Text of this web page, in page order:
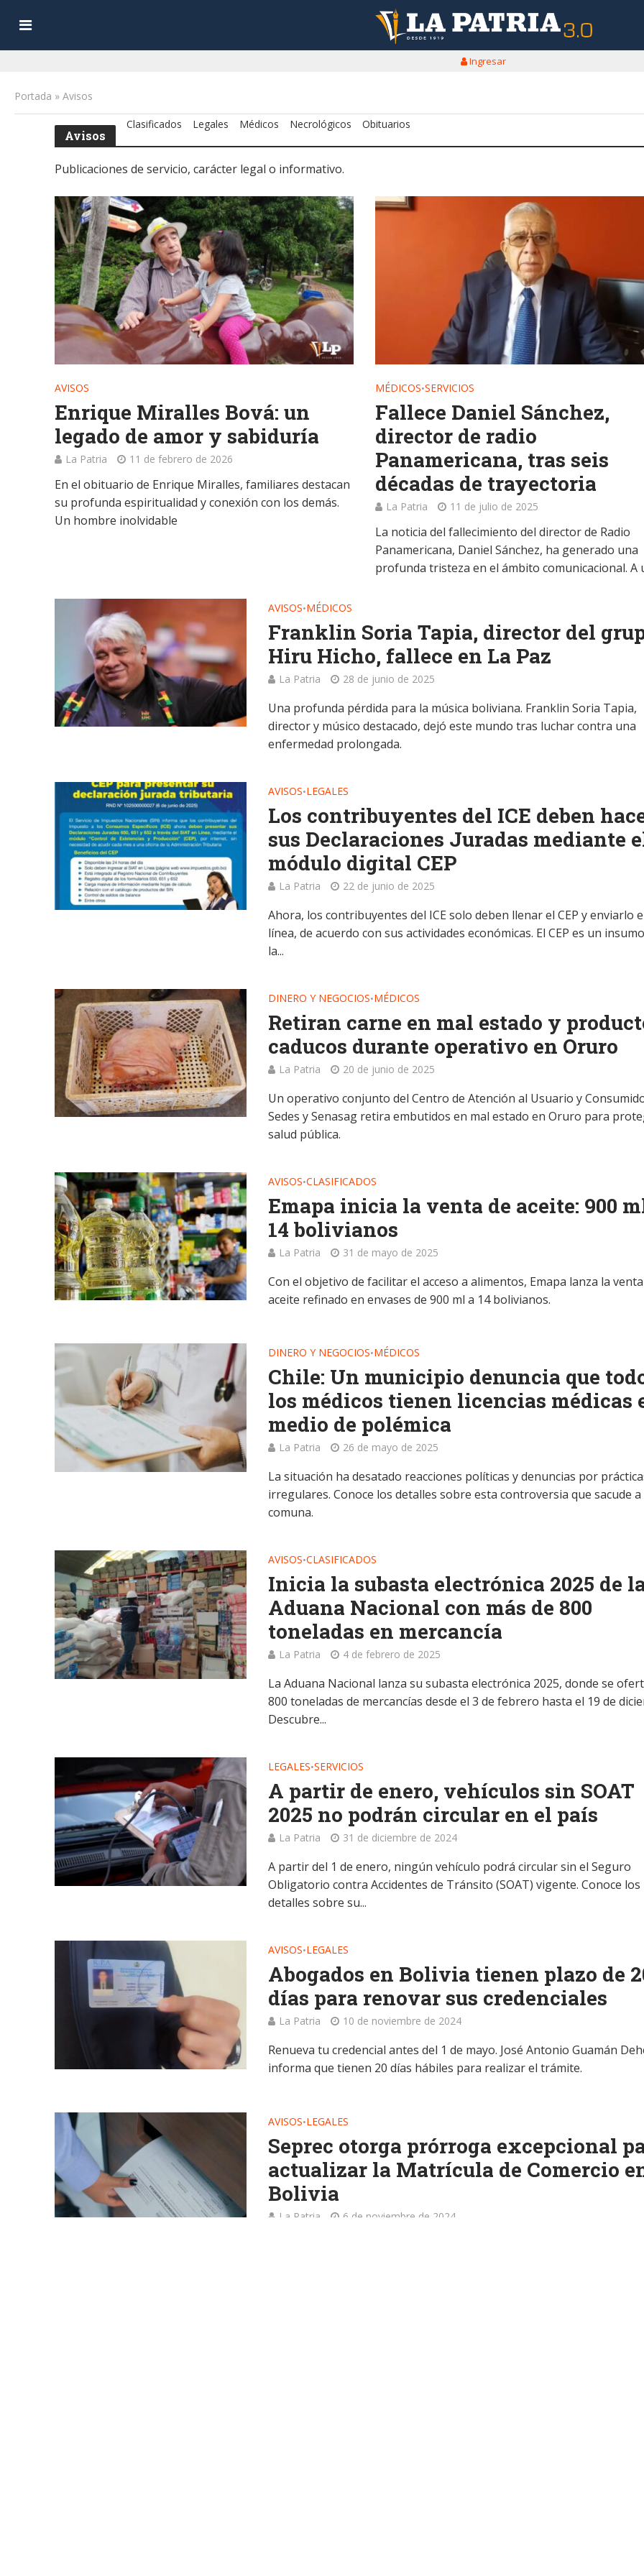
Ingresar
Portada » Avisos
Avisos
Clasificados Legales Médicos Necrológicos Obituarios
Publicaciones de servicio, carácter legal o informativo.
AVISOS
Enrique Miralles Bová: un
legado de amor y sabiduría
La Patria 11 de febrero de 2026
En el obituario de Enrique Miralles, familiares destacan
su profunda espiritualidad y conexión con los demás.
Un hombre inolvidable
MÉDICOS•SERVICIOS
Fallece Daniel Sánchez,
director de radio
Panamericana, tras seis
décadas de trayectoria
La Patria 11 de julio de 2025
La noticia del fallecimiento del director de Radio
Panamericana, Daniel Sánchez, ha generado una
profunda tristeza en el ámbito comunicacional. A
AVISOS•MÉDICOS
Franklin Soria Tapia, director del
Hiru Hicho, fallece en La Paz
La Patria 28 de junio de 2025
Una profunda pérdida para la música boliviana. Franklin Soria Tapia,
director y músico destacado, dejó este mundo tras luchar contra una
enfermedad prolongada.
AVISOS•LEGALES
Los contribuyentes del ICE deben
sus Declaraciones Juradas mediante
módulo digital CEP
La Patria 22 de junio de 2025
Ahora, los contribuyentes del ICE solo deben llenar el CEP y enviarlo
línea, de acuerdo con sus actividades económicas. El CEP es un
la...
DINERO Y NEGOCIOS•MÉDICOS
Retiran carne en mal estado y
caducos durante operativo en Oruro
La Patria 20 de junio de 2025
Un operativo conjunto del Centro de Atención al Usuario y
Sedes y Senasag retira embutidos en mal estado en Oruro para
salud pública.
AVISOS•CLASIFICADOS
Emapa inicia la venta de aceite: 900
14 bolivianos
La Patria 31 de mayo de 2025
Con el objetivo de facilitar el acceso a alimentos, Emapa lanza la
aceite refinado en envases de 900 ml a 14 bolivianos.
DINERO Y NEGOCIOS•MÉDICOS
Chile: Un municipio denuncia que
los médicos tienen licencias médicas
medio de polémica
La Patria 26 de mayo de 2025
La situación ha desatado reacciones políticas y denuncias por
irregulares. Conoce los detalles sobre esta controversia que sacude a
comuna.
AVISOS•CLASIFICADOS
Inicia la subasta electrónica 2025 de
Aduana Nacional con más de 800
toneladas en mercancía
La Patria 4 de febrero de 2025
La Aduana Nacional lanza su subasta electrónica 2025, donde se
800 toneladas de mercancías desde el 3 de febrero hasta el 19 de
Descubre...
LEGALES•SERVICIOS
A partir de enero, vehículos sin SOAT
2025 no podrán circular en el país
La Patria 31 de diciembre de 2024
A partir del 1 de enero, ningún vehículo podrá circular sin el Seguro
Obligatorio contra Accidentes de Tránsito (SOAT) vigente. Conoce los
detalles sobre su...
AVISOS•LEGALES
Abogados en Bolivia tienen plazo de
días para renovar sus credenciales
La Patria 10 de noviembre de 2024
Renueva tu credencial antes del 1 de mayo. José Antonio Guamán
informa que tienen 20 días hábiles para realizar el trámite.
AVISOS•LEGALES
Seprec otorga prórroga excepcional
actualizar la Matrícula de Comercio
Bolivia
La Patria 6 de noviembre de 2024